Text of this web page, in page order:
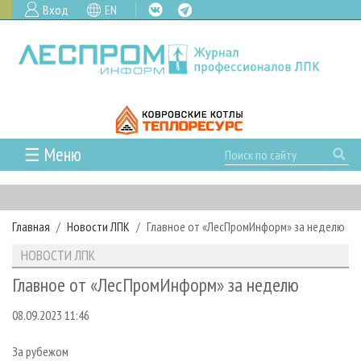
Вход EN
☰ Меню
ГЛАВНАЯ
РУБРИКИ И ТЕМЫ
РУБРИКИ ЖУРНАЛА
ЛЕСНОЕ ХОЗЯЙСТВО
ЛЕСОЗАГОТОВКА
ЛЕСОПИЛЕНИЕ
ДЕРЕВООБРАБОТКА
НОВОСТИ
КАЛЕНДАРЬ СОБЫТИЙ
НОВОСТИ ЛПК
НОВОСТИ ЖУРНАЛА
НОВОСТИ КОМПАНИЙ
ПРОЕКТЫ ЛПИ
АНАЛИТИКА
ПРЕДПРИЯТИЯ ЛПК
ЛЕСНЫЕ РЕГИОНЫ РОССИИ
АРХИВ
АРХИВ ЖУРНАЛОВ
СТАТЬИ
О ЖУРНАЛЕ
ПОДПИСКА
РЕКЛАМОДАТЕЛЯМ
Главная Новости ЛПК Главное от «ЛесПромИнформ» за неделю
НОВОСТИ ЛПК
Главное от «ЛесПромИнформ» за неделю
08.09.2023 11:46
За рубежом